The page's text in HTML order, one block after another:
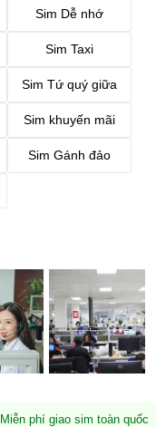
Sim Dễ nhớ
Sim Taxi
Sim Tứ quý giữa
Sim khuyến mãi
Sim Gánh đảo
Miễn phí giao sim toàn quốc